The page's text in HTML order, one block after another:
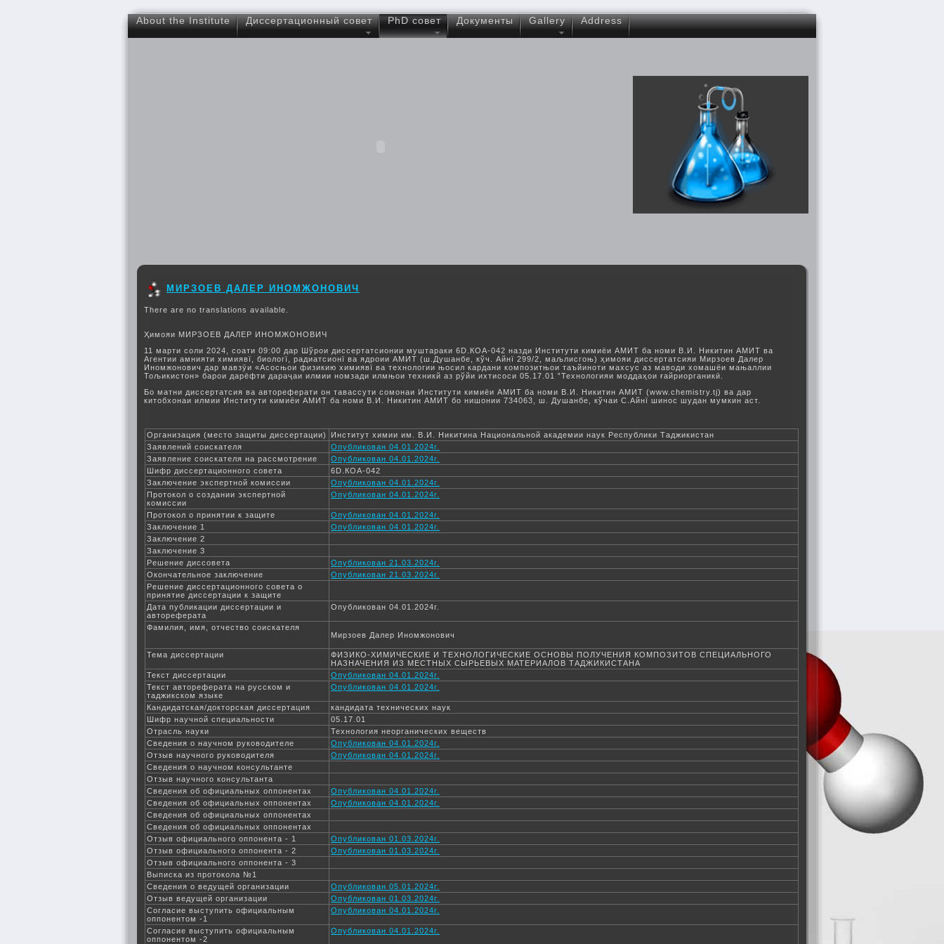
About the Institute Диссертационный совет PhD совет Документы Gallery Address
МИРЗОЕВ ДАЛЕР ИНОМЖОНОВИЧ
There are no translations available.
Ҳимояи МИРЗОЕВ ДАЛЕР ИНОМЖОНОВИЧ
11 марти соли 2024, соати 09:00 дар Шўрои диссертатсионии муштараки 6D.КОА-042 назди Институти кимиёи АМИТ ба номи В.И. Никитин АМИТ ва
Агентии амнияти химиявї, биологї, радиатсионї ва ядроии АМИТ (ш.Душанбе, кўч. Айнї 299/2, маљлисгоњ) ҳимояи диссертатсияи Мирзоев Далер
Иномжонович дар мавзӯи «Асосњои физикию химиявї ва технологии њосил кардани композитњои таъйиноти махсус аз маводи хомашёи мањаллии
Тољикистон» барои дарёфти дараҷаи илмии номзади илмњои техникй аз рўйи ихтисоси 05.17.01 ‟Технологияи моддаҳои ғайриорганикӣ.
Бо матни диссертатсия ва автореферати он тавассути сомонаи Институти кимиёи АМИТ ба номи В.И. Никитин АМИТ (www.chemistry.tj) ва дар
китобхонаи илмии Институти кимиёи АМИТ ба номи В.И. Никитин АМИТ бо нишонии 734063, ш. Душанбе, кўчаи С.Айнї шинос шудан мумкин аст.
Организация (место защиты диссертации)
Институт химии им. В.И. Никитина Национальной академии наук Республики Таджикистан
Заявлений соискателя
Опубликован 04.01.2024г.
Заявление соискателя на рассмотрение
Опубликован 04.01.2024г.
Шифр диссертационного совета
6D.КОА-042
Заключение экспертной комиссии
Опубликован 04.01.2024г.
Протокол о создании экспертной
комиссии
Опубликован 04.01.2024г.
Протокол о принятии к защите
Опубликован 04.01.2024г.
Заключение 1
Опубликован 04.01.2024г.
Заключение 2
Заключение 3
Решение диссовета
Опубликован 21.03.2024г.
Окончательное заключение
Опубликован 21.03.2024г.
Решение диссертационного совета о
принятие диссертации к защите
Дата публикации диссертации и
автореферата
Опубликован 04.01.2024г.
Фамилия, имя, отчество соискателя
Мирзоев Далер Иномжонович
Тема диссертации
ФИЗИКО-ХИМИЧЕСКИЕ И ТЕХНОЛОГИЧЕСКИЕ ОСНОВЫ ПОЛУЧЕНИЯ КОМПОЗИТОВ СПЕЦИАЛЬНОГО
НАЗНАЧЕНИЯ ИЗ МЕСТНЫХ СЫРЬЕВЫХ МАТЕРИАЛОВ ТАДЖИКИСТАНА
Текст диссертации
Опубликован 04.01.2024г.
Текст автореферата на русском и
таджикском языке
Опубликован 04.01.2024г.
Кандидатская/докторская диссертация
кандидата технических наук
Шифр научной специальности
05.17.01
Отрасль науки
Технология неорганических веществ
Сведения о научном руководителе
Опубликован 04.01.2024г.
Отзыв научного руководителя
Опубликован 04.01.2024г.
Сведения о научном консультанте
Отзыв научного консультанта
Сведения об официальных оппонентах
Опубликован 04.01.2024г.
Сведения об официальных оппонентах
Опубликован 04.01.2024г.
Сведения об официальных оппонентах
Сведения об официальных оппонентах
Отзыв официального оппонента - 1
Опубликован 01.03.2024г.
Отзыв официального оппонента - 2
Опубликован 01.03.2024г.
Отзыв официального оппонента - 3
Выписка из протокола №1
Сведения о ведущей организации
Опубликован 05.01.2024г.
Отзыв ведущей организации
Опубликован 01.03.2024г.
Согласие выступить официальным
оппонентом -1
Опубликован 04.01.2024г.
Согласие выступить официальным
оппонентом -2
Опубликован 04.01.2024г.